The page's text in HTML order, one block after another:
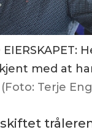
EIERSKAPET:
med at
(Foto: Terje